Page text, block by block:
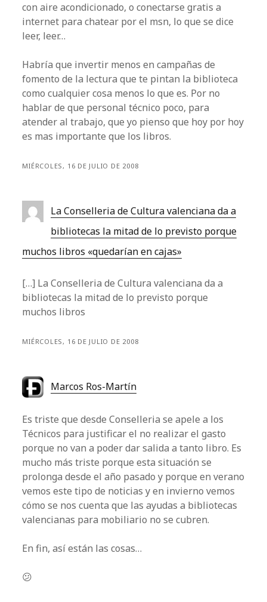
con aire acondicionado, o conectarse gratis a
internet para chatear por el msn, lo que se dice
leer, leer…
Habría que invertir menos en campañas de
fomento de la lectura que te pintan la biblioteca
como cualquier cosa menos lo que es. Por no
hablar de que personal técnico poco, para
atender al trabajo, que yo pienso que hoy por hoy
es mas importante que los libros.
MIÉRCOLES, 16 DE JULIO DE 2008
La Conselleria de Cultura valenciana da a
bibliotecas la mitad de lo previsto porque
muchos libros «quedarían en cajas»
[…] La Conselleria de Cultura valenciana da a
bibliotecas la mitad de lo previsto porque
muchos libros
MIÉRCOLES, 16 DE JULIO DE 2008
Marcos Ros-Martín
Es triste que desde Conselleria se apele a los
Técnicos para justificar el no realizar el gasto
porque no van a poder dar salida a tanto libro. Es
mucho más triste porque esta situación se
prolonga desde el año pasado y porque en verano
vemos este tipo de noticias y en invierno vemos
cómo se nos cuenta que las ayudas a bibliotecas
valencianas para mobiliario no se cubren.
En fin, así están las cosas…
😕